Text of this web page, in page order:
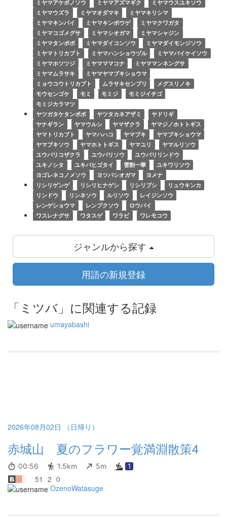
ミヤマアケボノソウ ミヤマアズマギク
ミヤマウスユキソウ
ミヤマウズラ
ミヤマオダマキ
ミヤマキリシマ
ミヤマキンバイ
ミヤマキンポウゲ
ミヤマクワガタ
ミヤマコゴメグサ
ミヤマシオガマ
ミヤマシャジン
ミヤマタンポポ
ミヤマダイコンソウ
ミヤマダイモンジソウ
ミヤマトリカブト
ミヤマハンショウヅル
ミヤマバイケイソウ
ミヤマホツツジ
ミヤマママコナ
ミヤママンネングサ
ミヤマムラサキ
ミヤマヤマブキショウマ
ミョウコウトリカブト
ムラサキセンブリ
メグスリノキ
モウセンゴケ
モミ モミジ
モミジイチゴ
モミジカラマツ
ヤツガタケタンポポ
ヤツタカネアザミ
ヤドリギ
ヤナギラン
ヤマウルシ ヤマザクラ
ヤマジノホトトギス
ヤマトリカブト
ヤマハハコ ヤマブキ
ヤマブキショウマ
ヤマブキソウ
ヤマホトトギス ヤマユリ
ヤマルリソウ
ユウバリコザクラ
ユウバリソウ
ユウバリリンドウ
ユキノシタ
ユキバヒゴタイ 雪割一華
ユキワリソウ
ヨゴレネコノメソウ
ヨツバシオガマ
ヨメナ
リシリゲンゲ
リシリヒナゲシ リシリブシ
リュウキンカ
リンドウ
リンネソウ ルリソウ
レイジンソウ
レンゲショウマ
レンプクソウ
ロウバイ
ワスレナグサ
ワタスゲ ワラビ ワレモコウ
ジャンルから探す
用語の新規登録
「ミツバ」に関連する記録
umayabashi
2026年08月02日 （日帰り）
赤城山 夏のフラワー覚満淵散策4
00:56 1.5km 5m 1
51 2 0
OzenoWatasuge